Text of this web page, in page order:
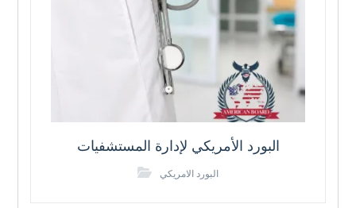
البورد الأمريكي لإدارة المستشفيات
البورد الامريكي